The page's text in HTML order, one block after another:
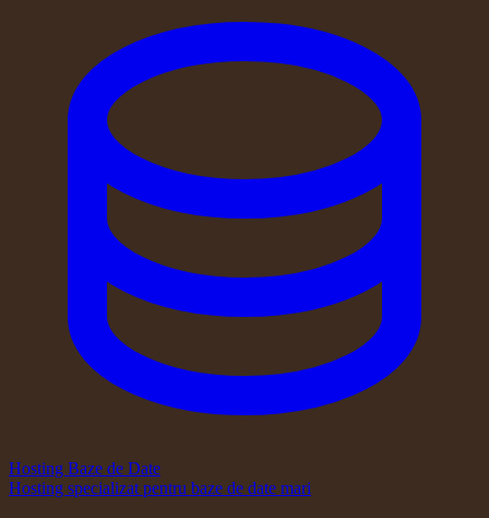
Hosting Baze de Date
Hosting specializat pentru baze de date mari